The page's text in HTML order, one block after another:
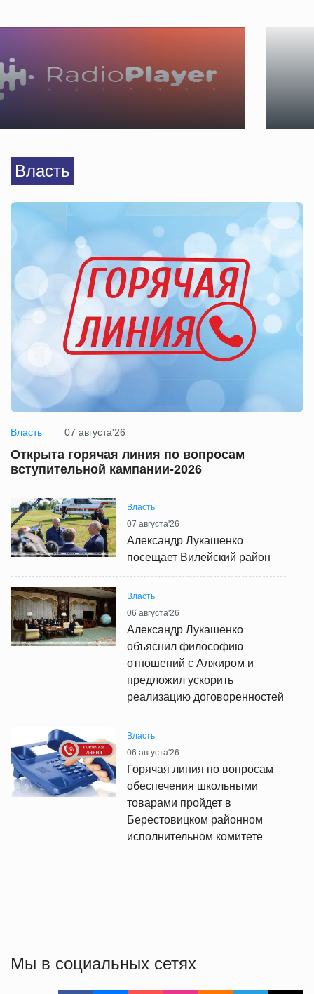
Власть
Власть 07 августа'26
Открыта горячая линия по вопросам
вступительной кампании-2026
Власть
07 августа'26
Александр Лукашенко
посещает Вилейский район
Власть
06 августа'26
Александр Лукашенко
объяснил философию
отношений с Алжиром и
предложил ускорить
реализацию договоренностей
Власть
06 августа'26
Горячая линия по вопросам
обеспечения школьными
товарами пройдет в
Берестовицком районном
исполнительном комитете
Мы в социальных сетях